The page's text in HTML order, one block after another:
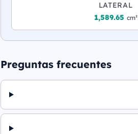
LATERAL
1,589.65 cm²
Preguntas frecuentes